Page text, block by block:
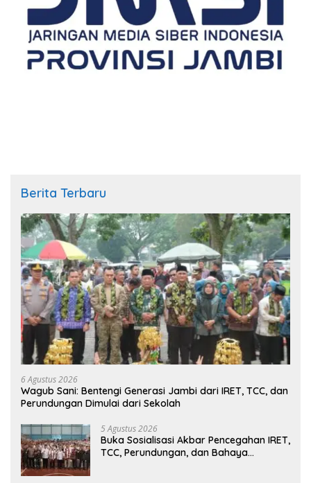
Berita Terbaru
6 Agustus 2026
Wagub Sani: Bentengi Generasi Jambi dari IRET, TCC, dan
Perundungan Dimulai dari Sekolah
5 Agustus 2026
Buka Sosialisasi Akbar Pencegahan IRET,
TCC, Perundungan, dan Bahaya